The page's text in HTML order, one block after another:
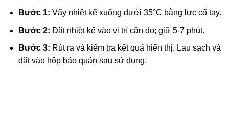
Bước 1: Vẩy nhiệt kế xuống dưới 35°C bằng lực cổ tay.
Bước 2: Đặt nhiệt kế vào vị trí cần đo; giữ 5-7 phút.
Bước 3: Rút ra và kiểm tra kết quả hiển thị. Lau sạch và
đặt vào hộp bảo quản sau sử dụng.